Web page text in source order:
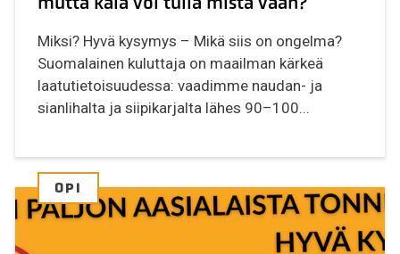
Miksi? Hyvä kysymys – Mikä siis on ongelma?
Suomalainen kuluttaja on maailman kärkeä
laatutietoisuudessa: vaadimme naudan- ja
sianlihalta ja siipikarjalta lähes 90–100...
OPI